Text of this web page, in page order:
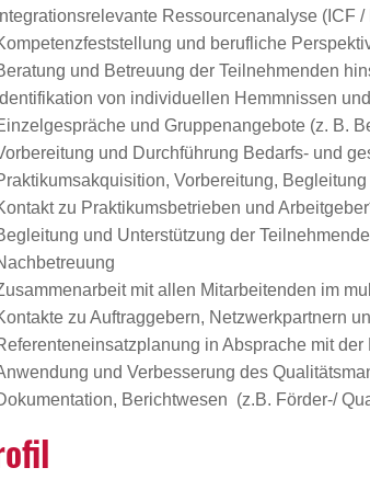
Integrationsrelevante Ressourcenanalyse (ICF
und berufliche
und Betreuung der Teilnehmenden
Identifikation von individuellen Hemmnissen
und Gruppenangebote (z. B.
und Durchführung Bedarfs- und
Vorbereitung,
zu Praktikumsbetrieben und
und Unterstützung der
mit allen Mitarbeitenden im
zu Auftraggebern, Netzwerkpartnern
in Absprache mit der
und Verbesserung des
Berichtwesen (z.B. Förder-/